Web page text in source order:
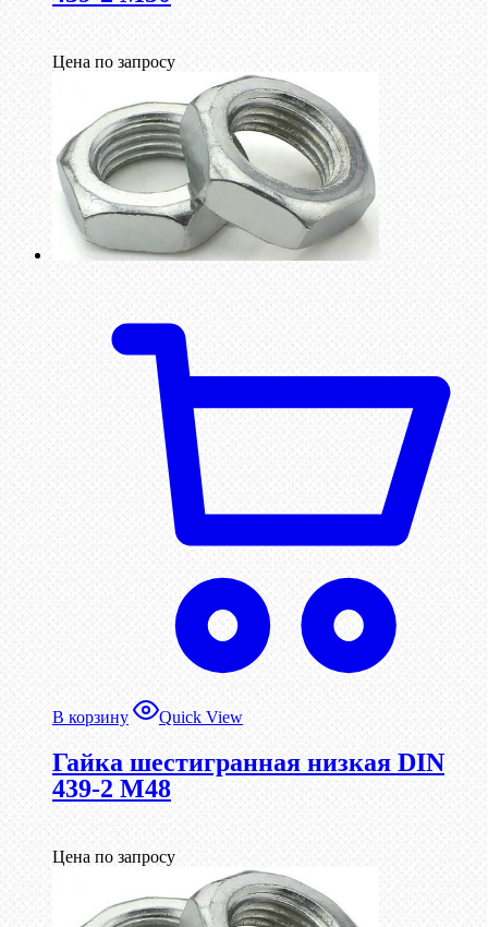
Цена по запросу
В корзину Quick View
Гайка шестигранная низкая DIN
439-2 М48
Цена по запросу